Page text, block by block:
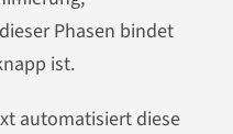
Phasen bindet
ist.
automatisiert diese